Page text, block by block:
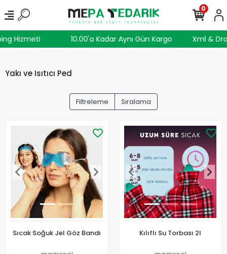
Hizmeti 10.00'a Kadar Aynı Gün Kargo Xml &
0
Yakı ve Isıtıcı Ped
Filtreleme Sıralama
Sıcak Soğuk Jel Göz Bandı Kılıflı Su Torbası 2l